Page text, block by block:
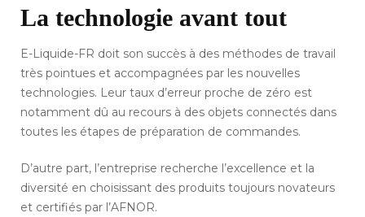
La technologie avant tout
E-Liquide-FR doit son succès à des méthodes de travail
très pointues et accompagnées par les nouvelles
technologies. Leur taux d’erreur proche de zéro est
notamment dû au recours à des objets connectés dans
toutes les étapes de préparation de commandes.
D’autre part, l’entreprise recherche l’excellence et la
diversité en choisissant des produits toujours novateurs
et certifiés par l’AFNOR.